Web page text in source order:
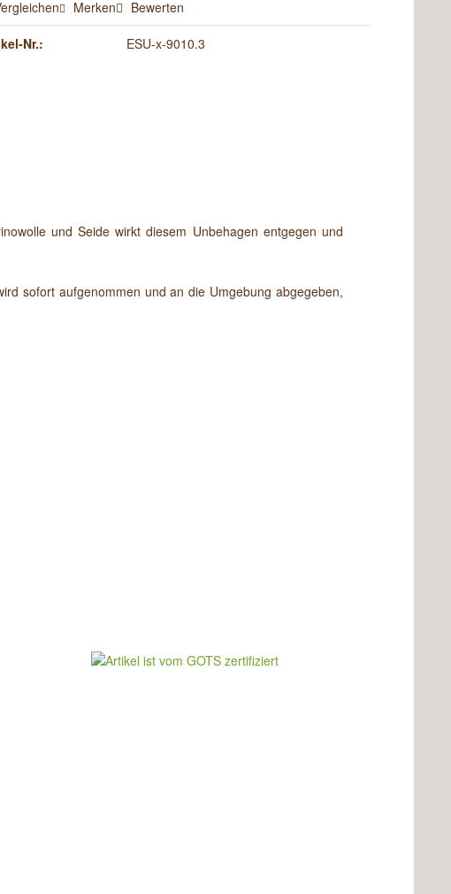
Merken Bewerten
Nr.: ESU-x-9010.3
und Seide wirkt diesem Unbehagen entgegen und
sofort aufgenommen und an die Umgebung abgegeben,